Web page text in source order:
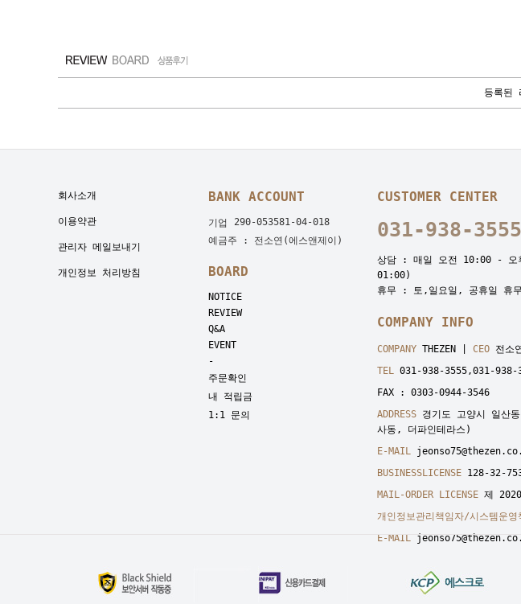
등록된
회사소개
이용약관
관리자 메일보내기
개인정보 처리방침
BANK ACCOUNT
기업
290-053581-04-018
예금주 : 전소연(에스앤제이)
BOARD
NOTICE
REVIEW
Q&A
EVENT
-
주문확인
내 적립금
1:1 문의
CUSTOMER CENTER
031-938-
상담 : 매일 오전 10:00 -
01:00)
휴무 : 토,일요일, 공휴일 휴무
COMPANY INFO
COMPANY THEZEN | CEO 전소
TEL 031-938-3555,031-938-
FAX : 0303-0944-3546
ADDRESS 경기도 고양시 일산
사동, 더파인테라스)
E-MAIL
BUSINESSLICENSE 128-32-
MAIL-ORDER LICENSE 제
개인정보관리책임자/시스템운영
E-MAIL